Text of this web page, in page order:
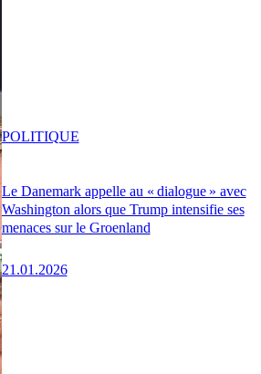
Le Danemark appelle au « dialogue » avec
Washington alors que Trump intensifie ses
menaces sur le Groenland
21.01.2026
POLITIQUE